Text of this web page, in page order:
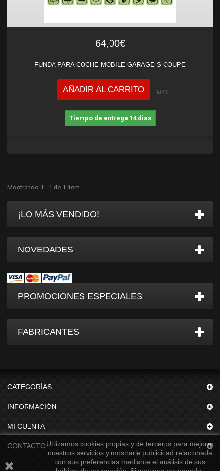
64,00€
FUNDA PARA COCHE MOBILE GARAGE S COUPE
AÑADIR AL CARRITO MÁS
Tiempo de entrega 14 dias
Mostrando 1 - 1 de 1 item
¡LO MÁS VENDIDO!
NOVEDADES
PROMOCIONES ESPECIALES
FABRICANTES
CATEGORÍAS
INFORMACIÓN
MI CUENTA
CONTACTOUtilizamos cookies propias y de terceros para mejorar
nuestros servicios y mostrarle publicidad relacionada
con sus preferencias mediante el análisis de sus